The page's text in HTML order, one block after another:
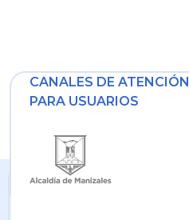
CANALES DE ATENCIÓN
PARA USUARIOS